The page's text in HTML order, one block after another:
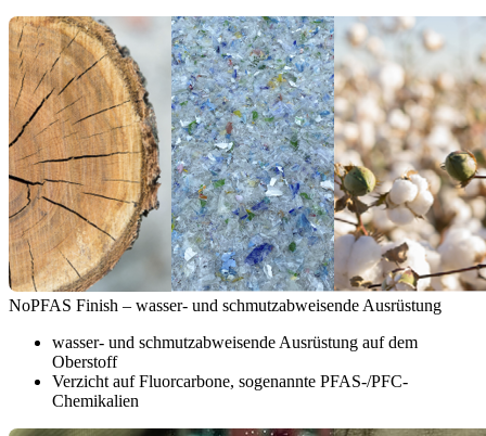
NoPFAS Finish – wasser- und schmutzabweisende Ausrüstung
wasser- und schmutzabweisende Ausrüstung auf dem
Oberstoff
Verzicht auf Fluorcarbone, sogenannte PFAS-/PFC-
Chemikalien